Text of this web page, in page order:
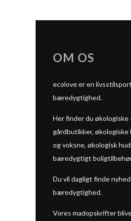
OM OS
ecolove er en
bæredygtighed.
Her finder du
gårdbutikker,
og voksne, økologisk
bæredygtigt
Du vil dagligt finde
bæredygtighed.
Vores madopskrifter